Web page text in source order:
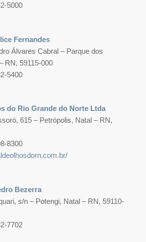
5000
Fernandes
Álvares Cabral – Parque dos
RN, 59115-000
5400
do Rio Grande do Norte Ltda
615 – Petrópolis, Natal – RN,
8300
Bezerra
s/n – Potengi, Natal – RN, 59110-
7702